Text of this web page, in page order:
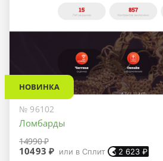
НОВИНКА
№ 96102
Ломбарды
14990 ₽
10493 ₽ или в Сплит 2 623 ₽